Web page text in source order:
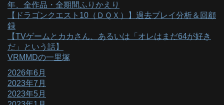
年、全作品・全期間ふりかえり
【ドラゴンクエスト10（ＤＱＸ）】過去プレイ分析＆回顧
録
【TVゲームとカカさん、あるいは「オレはまだ64が好き
だ」という話】
VRMMDの一里塚
2026年6月
2023年7月
2023年5月